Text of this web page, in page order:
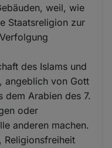
weil, wie
Staatsreligion zur
des Islams und
angeblich von Gott
dem Arabien des 7.
oder
anderen machen.
Religionsfreiheit